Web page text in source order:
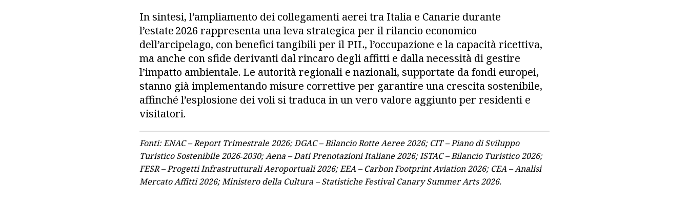
In sintesi, l’ampliamento dei collegamenti aerei tra Italia e Canarie durante
l’estate 2026 rappresenta una leva strategica per il rilancio economico
dell’arcipelago, con benefici tangibili per il PIL, l’occupazione e la capacità ricettiva,
ma anche con sfide derivanti dal rincaro degli affitti e dalla necessità di gestire
l’impatto ambientale. Le autorità regionali e nazionali, supportate da fondi europei,
stanno già implementando misure correttive per garantire una crescita sostenibile,
affinché l’esplosione dei voli si traduca in un vero valore aggiunto per residenti e
visitatori.
Fonti: ENAC – Report Trimestrale 2026; DGAC – Bilancio Rotte Aeree 2026; CIT – Piano di Sviluppo
Turistico Sostenibile 2026‑2030; Aena – Dati Prenotazioni Italiane 2026; ISTAC – Bilancio Turistico 2026;
FESR – Progetti Infrastrutturali Aeroportuali 2026; EEA – Carbon Footprint Aviation 2026; CEA – Analisi
Mercato Affitti 2026; Ministero della Cultura – Statistiche Festival Canary Summer Arts 2026.